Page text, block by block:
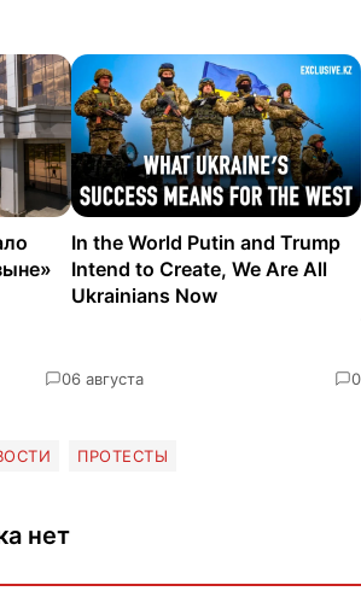
0
In the World Putin and Trump
Intend to Create, We Are All
Ukrainians Now
6 августа 0
ПРОТЕСТЫ
нет